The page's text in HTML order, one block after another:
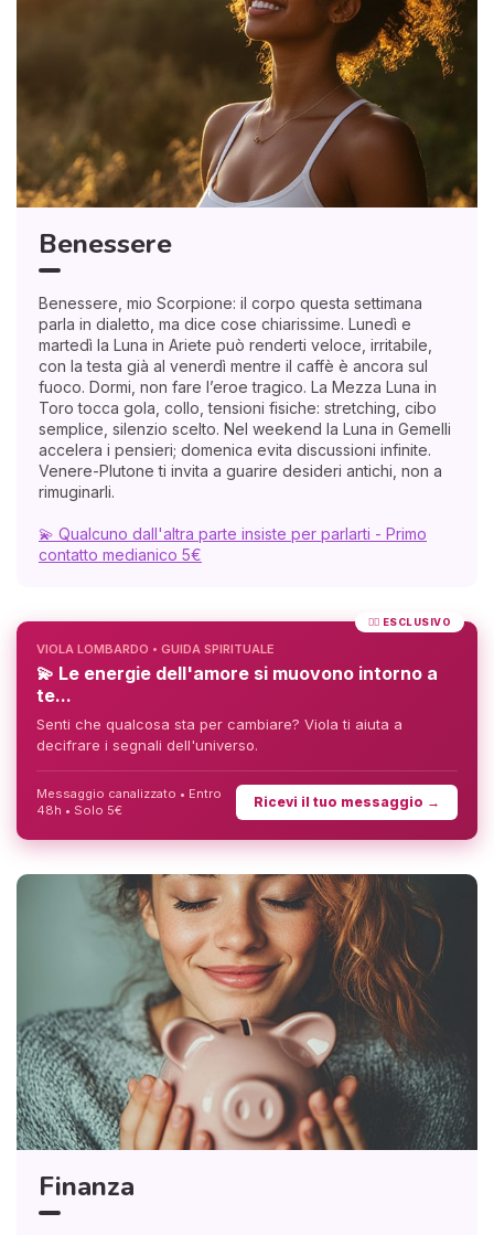
Benessere
Benessere, mio Scorpione: il corpo questa settimana
parla in dialetto, ma dice cose chiarissime. Lunedì e
martedì la Luna in Ariete può renderti veloce, irritabile,
con la testa già al venerdì mentre il caffè è ancora sul
fuoco. Dormi, non fare l’eroe tragico. La Mezza Luna in
Toro tocca gola, collo, tensioni fisiche: stretching, cibo
semplice, silenzio scelto. Nel weekend la Luna in Gemelli
accelera i pensieri; domenica evita discussioni infinite.
Venere-Plutone ti invita a guarire desideri antichi, non a
rimuginarli.
💫 Qualcuno dall'altra parte insiste per parlarti - Primo
contatto medianico 5€
❤️‍🔥 ESCLUSIVO
VIOLA LOMBARDO • GUIDA SPIRITUALE
💫 Le energie dell'amore si muovono intorno a
te...
Senti che qualcosa sta per cambiare? Viola ti aiuta a
decifrare i segnali dell'universo.
Messaggio canalizzato • Entro
48h • Solo 5€
Ricevi il tuo messaggio →
Finanza